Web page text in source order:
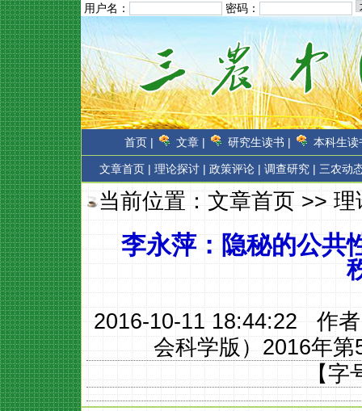
用户名： 密码：
首页 | 文章 | 研究生读书 | 本科生读
文章首页 | 理论探讨 | 政策评论 | 调查研究 | 三农动
当前位置：文章首页>>理
李永萍：隐秘的公共
2016-10-11 18:44:22 作
会科学版）2016年第
【字